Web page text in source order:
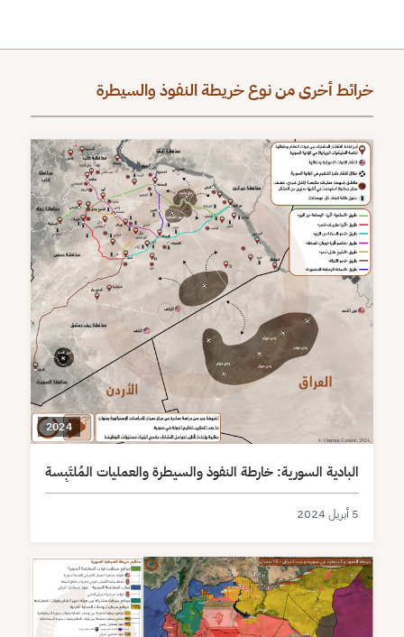
خرائط أخرى من نوع خريطة النفوذ والسيطرة
2024
البادية السورية: خارطة النفوذ والسيطرة والعمليات المُلتَبِسة
5 أبريل 2024